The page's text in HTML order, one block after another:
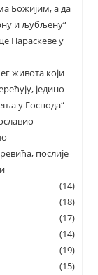
Божијим, а да
и љубљену“
Параскеве у
живота који
једино
у Господа“
послије
(14)
(18)
(17)
(14)
(19)
(15)